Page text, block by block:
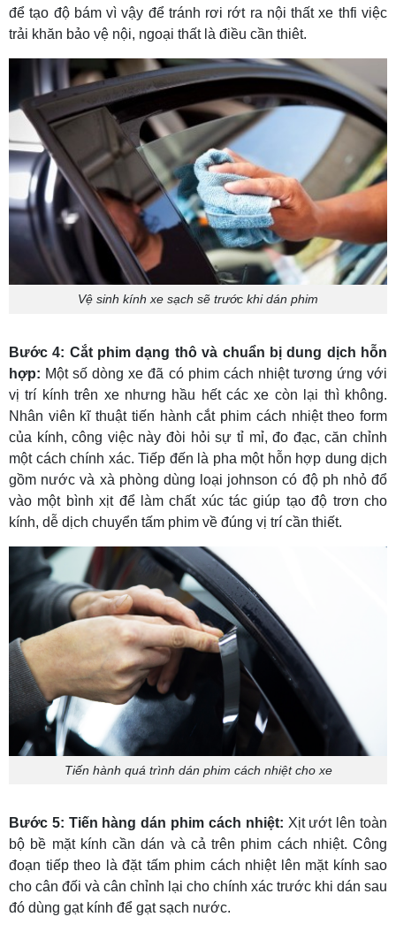
để tạo độ bám vì vậy để tránh rơi rớt ra nội thất xe thfi việc
trải khăn bảo vệ nội, ngoại thất là điều cần thiêt.
Vệ sinh kính xe sạch sẽ trước khi dán phim
Bước 4: Cắt phim dạng thô và chuẩn bị dung dịch hỗn
hợp: Một số dòng xe đã có phim cách nhiệt tương ứng với
vị trí kính trên xe nhưng hầu hết các xe còn lại thì không.
Nhân viên kĩ thuật tiến hành cắt phim cách nhiệt theo form
của kính, công việc này đòi hỏi sự tỉ mỉ, đo đạc, căn chỉnh
một cách chính xác. Tiếp đến là pha một hỗn hợp dung dịch
gồm nước và xà phòng dùng loại johnson có độ ph nhỏ đổ
vào một bình xịt để làm chất xúc tác giúp tạo độ trơn cho
kính, dễ dịch chuyển tấm phim về đúng vị trí cần thiết.
Tiến hành quá trình dán phim cách nhiệt cho xe
Bước 5: Tiến hàng dán phim cách nhiệt: Xịt ướt lên toàn
bộ bề mặt kính cần dán và cả trên phim cách nhiệt. Công
đoạn tiếp theo là đặt tấm phim cách nhiệt lên mặt kính sao
cho cân đối và cân chỉnh lại cho chính xác trước khi dán sau
đó dùng gạt kính để gạt sạch nước.